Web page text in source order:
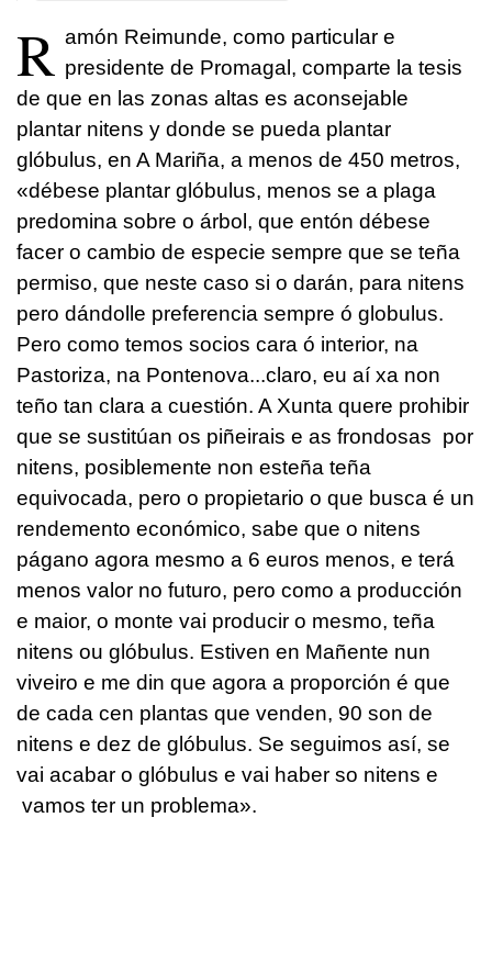
R amón Reimunde, como particular e
presidente de Promagal, comparte la tesis
de que en las zonas altas es aconsejable
plantar nitens y donde se pueda plantar
glóbulus, en A Mariña, a menos de 450 metros,
«débese plantar glóbulus, menos se a plaga
predomina sobre o árbol, que entón débese
facer o cambio de especie sempre que se teña
permiso, que neste caso si o darán, para nitens
pero dándolle preferencia sempre ó globulus.
Pero como temos socios cara ó interior, na
Pastoriza, na Pontenova...claro, eu aí xa non
teño tan clara a cuestión. A Xunta quere prohibir
que se sustitúan os piñeirais e as frondosas por
nitens, posiblemente non esteña teña
equivocada, pero o propietario o que busca é un
rendemento económico, sabe que o nitens
págano agora mesmo a 6 euros menos, e terá
menos valor no futuro, pero como a producción
e maior, o monte vai producir o mesmo, teña
nitens ou glóbulus. Estiven en Mañente nun
viveiro e me din que agora a proporción é que
de cada cen plantas que venden, 90 son de
nitens e dez de glóbulus. Se seguimos así, se
vai acabar o glóbulus e vai haber so nitens e
vamos ter un problema».